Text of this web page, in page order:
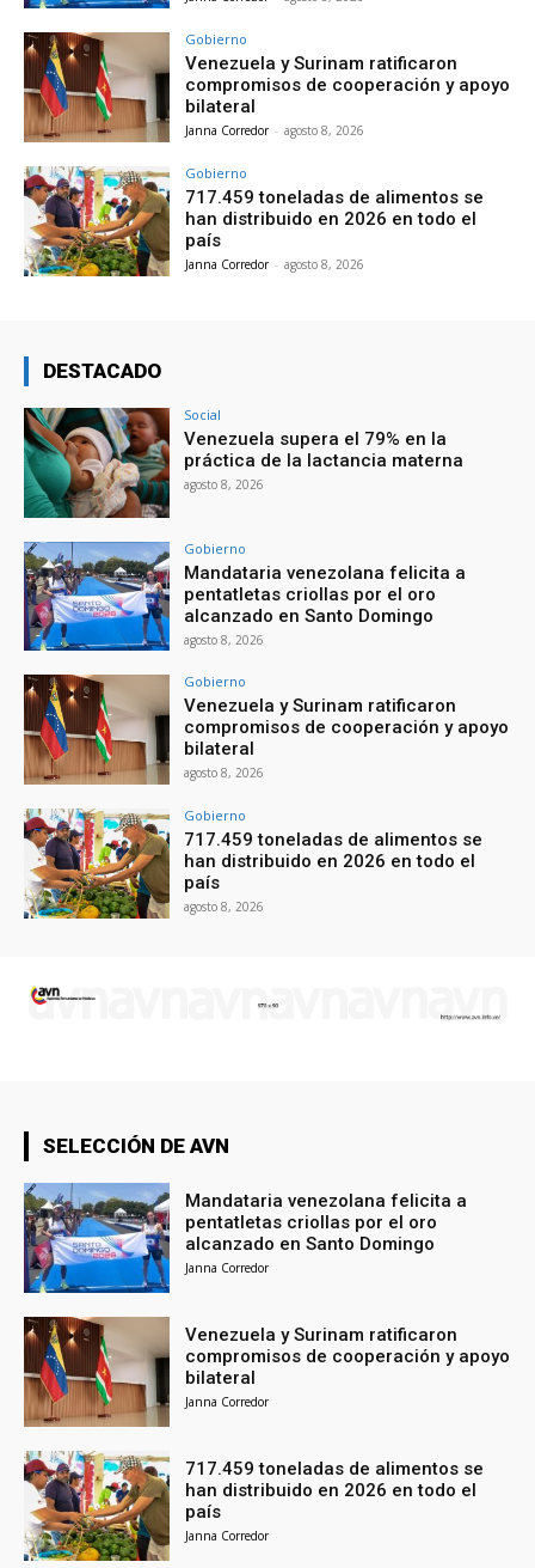
Gobierno
Venezuela y Surinam ratificaron
compromisos de cooperación y apoyo
bilateral
Janna Corredor - agosto 8, 2026
Gobierno
717.459 toneladas de alimentos se
han distribuido en 2026 en todo el
país
Janna Corredor - agosto 8, 2026
DESTACADO
Social
Venezuela supera el 79% en la
práctica de la lactancia materna
agosto 8, 2026
Gobierno
Mandataria venezolana felicita a
pentatletas criollas por el oro
alcanzado en Santo Domingo
agosto 8, 2026
Gobierno
Venezuela y Surinam ratificaron
compromisos de cooperación y apoyo
bilateral
agosto 8, 2026
Gobierno
717.459 toneladas de alimentos se
han distribuido en 2026 en todo el
país
agosto 8, 2026
SELECCIÓN DE AVN
Mandataria venezolana felicita a
pentatletas criollas por el oro
alcanzado en Santo Domingo
Janna Corredor
Venezuela y Surinam ratificaron
compromisos de cooperación y apoyo
bilateral
Janna Corredor
717.459 toneladas de alimentos se
han distribuido en 2026 en todo el
país
Janna Corredor